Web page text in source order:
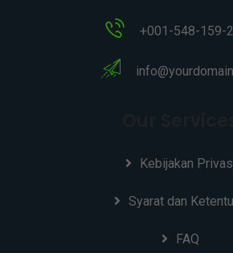
+001-548-159-
Kebijakan
Syarat dan
FAQ